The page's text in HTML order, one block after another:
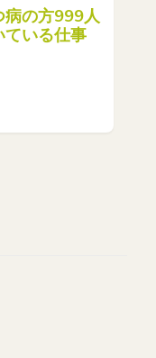
の方999人
いる仕事